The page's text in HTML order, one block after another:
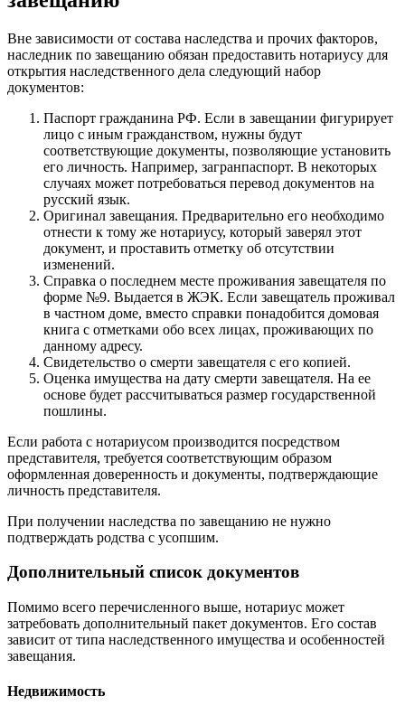
Вне зависимости от состава наследства и прочих факторов,
наследник по завещанию обязан предоставить нотариусу для
открытия наследственного дела следующий набор
документов:
Паспорт гражданина РФ. Если в завещании фигурирует
лицо с иным гражданством, нужны будут
соответствующие документы, позволяющие установить
его личность. Например, загранпаспорт. В некоторых
случаях может потребоваться перевод документов на
русский язык.
Оригинал завещания. Предварительно его необходимо
отнести к тому же нотариусу, который заверял этот
документ, и проставить отметку об отсутствии
изменений.
Справка о последнем месте проживания завещателя по
форме №9. Выдается в ЖЭК. Если завещатель проживал
в частном доме, вместо справки понадобится домовая
книга с отметками обо всех лицах, проживающих по
данному адресу.
Свидетельство о смерти завещателя с его копией.
Оценка имущества на дату смерти завещателя. На ее
основе будет рассчитываться размер государственной
пошлины.
Если работа с нотариусом производится посредством
представителя, требуется соответствующим образом
оформленная доверенность и документы, подтверждающие
личность представителя.
При получении наследства по завещанию не нужно
подтверждать родства с усопшим.
Дополнительный список документов
Помимо всего перечисленного выше, нотариус может
затребовать дополнительный пакет документов. Его состав
зависит от типа наследственного имущества и особенностей
завещания.
Недвижимость